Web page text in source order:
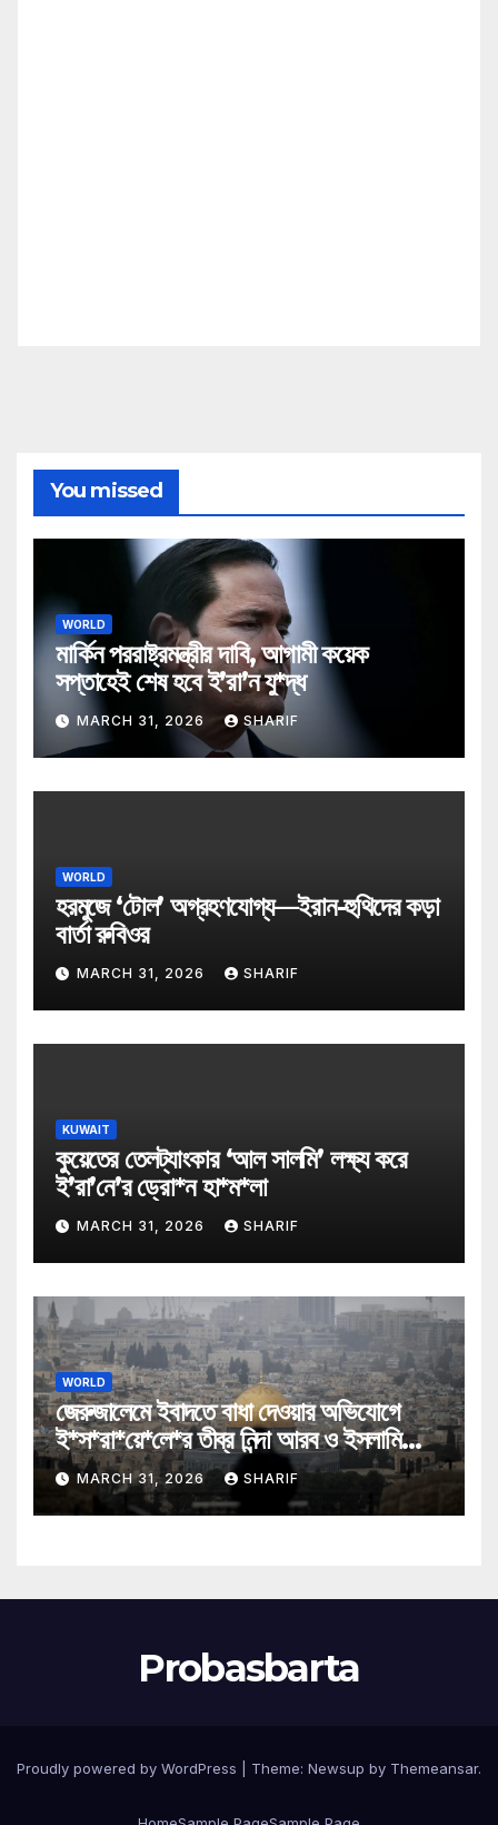
You missed
WORLD
মার্কিন পররাষ্ট্রমন্ত্রীর দাবি, আগামী কয়েক
সপ্তাহেই শেষ হবে ই’রা’ন যু*দ্ধ
MARCH 31, 2026 SHARIF
WORLD
হরমুজে ‘টোল’ অগ্রহণযোগ্য—ইরান-হুথিদের কড়া
বার্তা রুবিওর
MARCH 31, 2026 SHARIF
KUWAIT
কুয়েতের তেলট্যাংকার ‘আল সালমি’ লক্ষ্য করে
ই’রা’নে’র ড্রো*ন হা*ম*লা
MARCH 31, 2026 SHARIF
WORLD
জেরুজালেমে ইবাদতে বাধা দেওয়ার অভিযোগে
ই*স*রা*য়ে*লে*র তীব্র নিন্দা আরব ও ইসলামি
মন্ত্রীদের
MARCH 31, 2026 SHARIF
Probasbarta
Proudly powered by WordPress Theme: Newsup by Themeansar.